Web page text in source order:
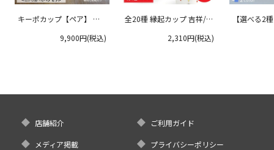
キーポカップ【ペア】 ラ
9,900円(税込)
全20種 縁起カップ 吉祥/青
2,310円(税込)
【選べる2
店舗紹介 ご利用ガイド
メディア掲載 プライバシーポリシー